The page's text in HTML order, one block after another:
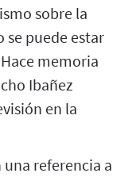
sobre la
puede estar
memoria
Ibañez
en la
referencia a